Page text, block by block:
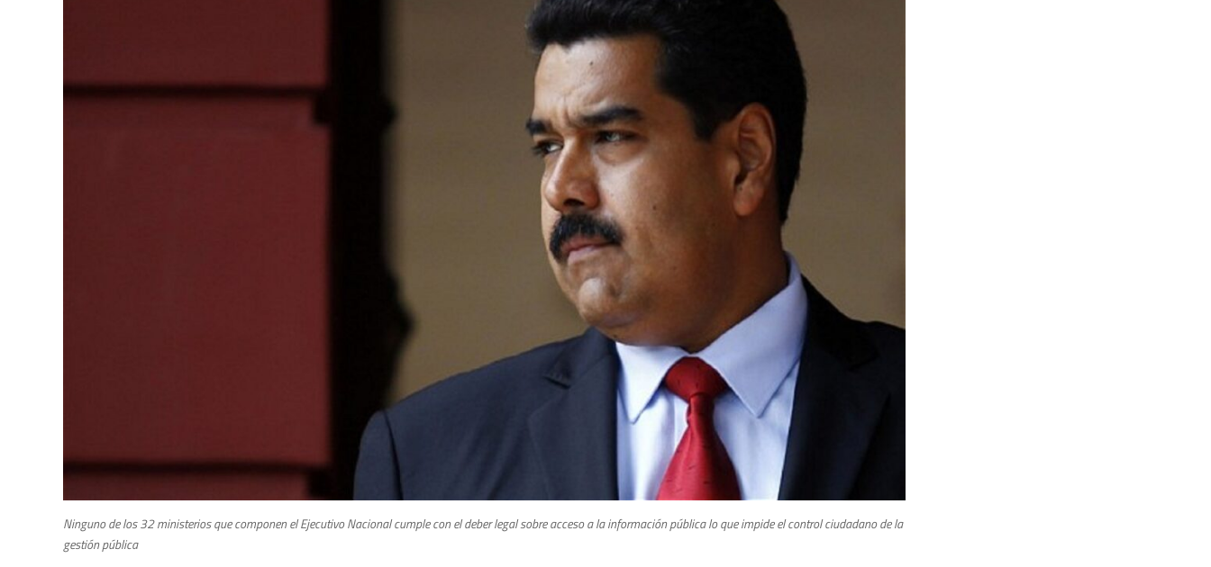
Ninguno de los 32 ministerios que componen el Ejecutivo Nacional cumple con el deber legal sobre acceso a la información pública lo que impide el control ciudadano de la
gestión pública